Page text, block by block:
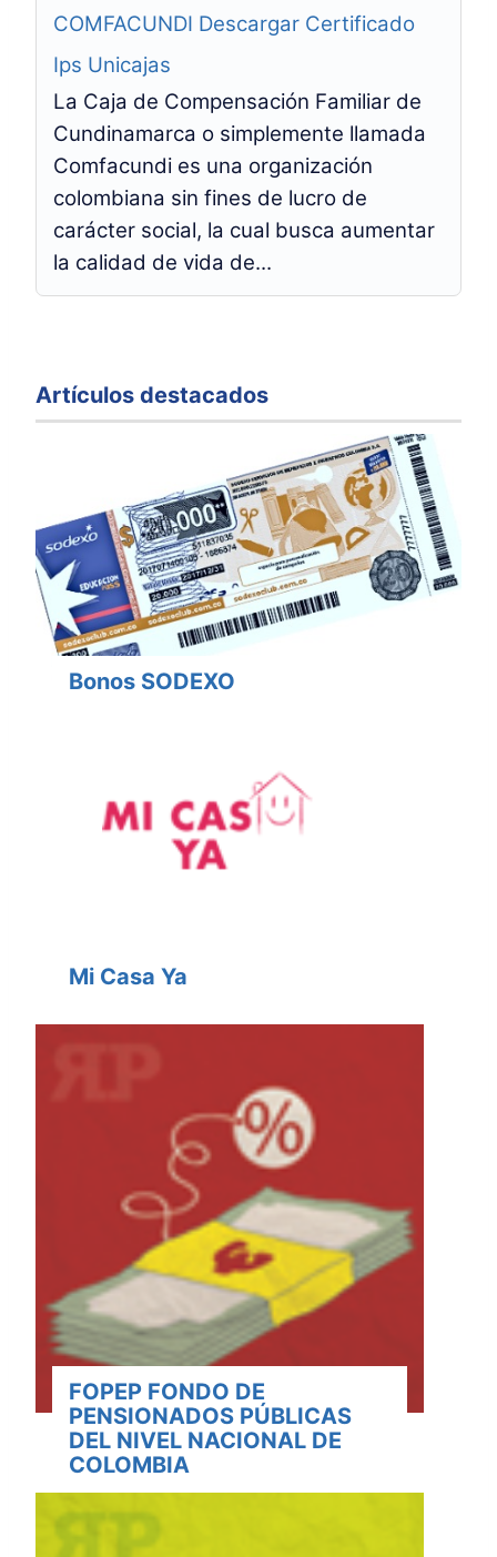
COMFACUNDI Descargar Certificado
Ips Unicajas
La Caja de Compensación Familiar de
Cundinamarca o simplemente llamada
Comfacundi es una organización
colombiana sin fines de lucro de
carácter social, la cual busca aumentar
la calidad de vida de...
Artículos destacados
Bonos SODEXO
Mi Casa Ya
FOPEP FONDO DE
PENSIONADOS PÚBLICAS
DEL NIVEL NACIONAL DE
COLOMBIA